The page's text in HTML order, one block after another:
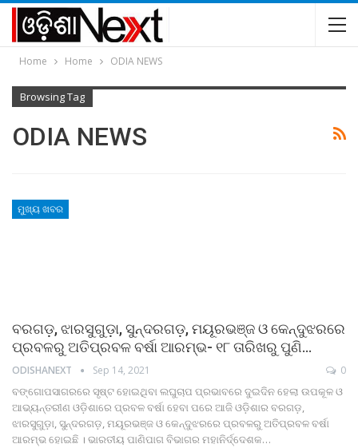
Home Home ODIA NEWS
Browsing Tag
ODIA NEWS
ମୁଖ୍ୟ ଖବର
ବରଗଡ଼, ଝାରସୁଗୁଡ଼ା, ସୁନ୍ଦରଗଡ଼, ମୟୂରଭଞ୍ଜ ଓ କେନ୍ଦୁଝରରେ
ପ୍ରବଳରୁ ଅତିପ୍ରବଳ ବର୍ଷା ଆରମ୍ଭ- ୧୮ ତାରିଖରୁ ପୁଣି…
ODISHANEXT Sep 14, 2021 0
ବଙ୍ଗୋପସାଗରରେ ସୃଷ୍ଟ ହୋଇଥିବା ଲଘୁଚାପ ପ୍ରଭାବରେ ଦୁଇଦିନ ହେଲା ଉପକୂଳ ଓ
ଆଭ୍ୟନ୍ତରୀଣ ଓଡ଼ିଶାରେ ପ୍ରବଳ ବର୍ଷା ହେବା ପରେ ଆଜି ଓଡ଼ିଶାର ବରଗଡ଼,
ଝାରସୁଗୁଡ଼ା, ସୁନ୍ଦରଗଡ଼, ମୟୂରଭଞ୍ଜ ଓ କେନ୍ଦୁଝରରେ ପ୍ରବଳରୁ ଅତିପ୍ରବଳ ବର୍ଷା
ଆରମ୍ଭ ହୋଇଛି । ଭାରତୀୟ ପାଣିପାଗ ବିଭାଗର ମହାନିର୍ଦ୍ଦେଶକ…